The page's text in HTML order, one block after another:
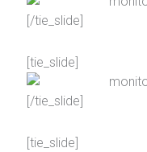
[/tie_slide]
[tie_slide]
[/tie_slide]
[tie_slide]